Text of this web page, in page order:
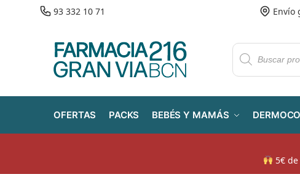
93 332 10 71 Envío
OFERTAS PACKS BEBÉS Y MAMÁS
5€